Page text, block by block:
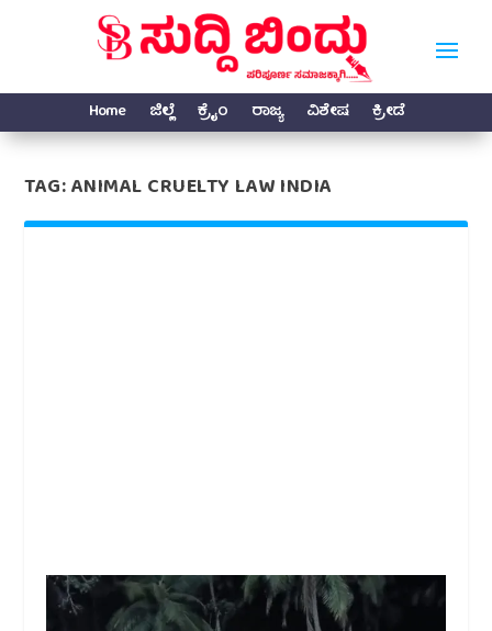
Home ಜಿಲ್ಲೆ ಕ್ರೈಂ ರಾಜ್ಯ ವಿಶೇಷ ಕ್ರೀಡೆ
TAG:ANIMAL CRUELTY LAW INDIA